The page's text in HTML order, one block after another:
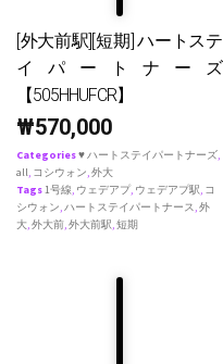
[外大前駅][短期] ハートステ
イパートナーズ
【505HHUFCR】
₩570,000
Categories♥ ハートステイパートナーズ,
all, コシウォン,外大
Tags1号線, ウェデアプ, ウェデアプ駅, コ
シウォン,ハートステイパートナース,外
大,外大前,外大前駅,短期